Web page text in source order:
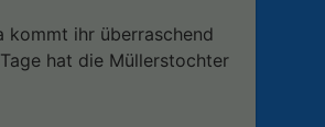
kommt ihr überraschend
hat die Müllerstochter